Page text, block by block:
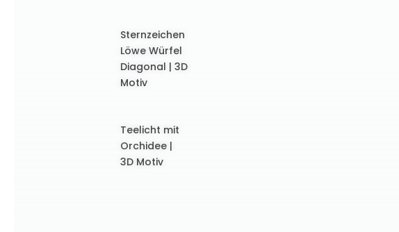
Sternzeichen
Löwe Würfel
Diagonal | 3D
Motiv
Teelicht mit
Orchidee |
3D Motiv